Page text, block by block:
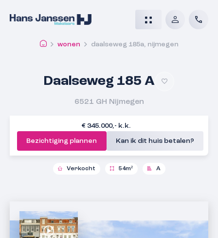
wonen daalseweg 185a, nijmegen
Daalseweg 185 A
6521 GH Nijmegen
€ 345.000,- k.k.
Bezichtiging plannen Kan ik dit huis betalen?
Verkocht 54m² A